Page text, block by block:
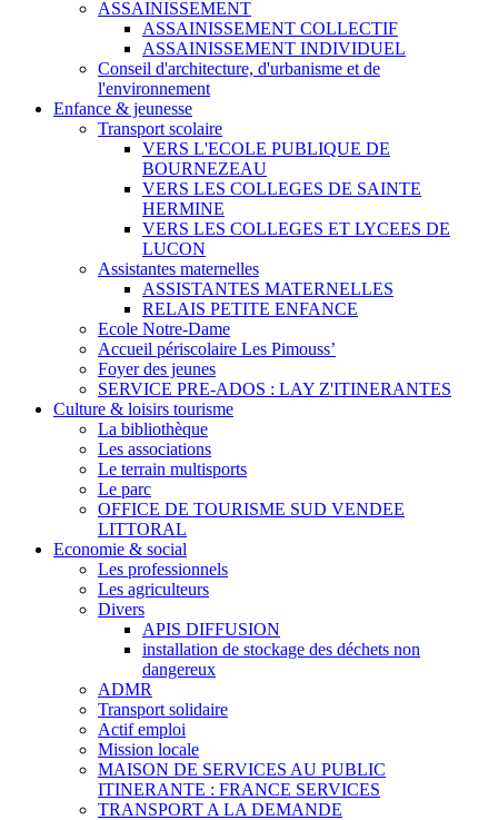
ASSAINISSEMENT
ASSAINISSEMENT COLLECTIF
ASSAINISSEMENT INDIVIDUEL
Conseil d'architecture, d'urbanisme et de
l'environnement
Enfance & jeunesse
Transport scolaire
VERS L'ECOLE PUBLIQUE DE
BOURNEZEAU
VERS LES COLLEGES DE SAINTE
HERMINE
VERS LES COLLEGES ET LYCEES DE
LUCON
Assistantes maternelles
ASSISTANTES MATERNELLES
RELAIS PETITE ENFANCE
Ecole Notre-Dame
Accueil périscolaire Les Pimouss’
Foyer des jeunes
SERVICE PRE-ADOS : LAY Z'ITINERANTES
Culture & loisirs tourisme
La bibliothèque
Les associations
Le terrain multisports
Le parc
OFFICE DE TOURISME SUD VENDEE
LITTORAL
Economie & social
Les professionnels
Les agriculteurs
Divers
APIS DIFFUSION
installation de stockage des déchets non
dangereux
ADMR
Transport solidaire
Actif emploi
Mission locale
MAISON DE SERVICES AU PUBLIC
ITINERANTE : FRANCE SERVICES
TRANSPORT A LA DEMANDE